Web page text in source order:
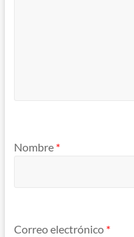
Nombre *
Correo electrónico *